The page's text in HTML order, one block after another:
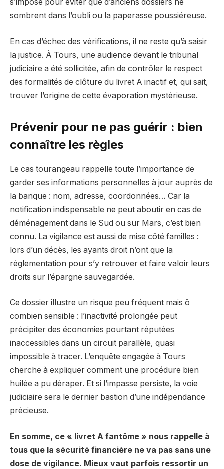
sombrent dans l’oubli ou la paperasse poussiéreuse.
En cas d’échec des vérifications, il ne reste qu’à saisir
la justice. À Tours, une audience devant le tribunal
judiciaire a été sollicitée, afin de contrôler le respect
des formalités de clôture du livret A inactif et, qui sait,
trouver l’origine de cette évaporation mystérieuse.
Prévenir pour ne pas guérir : bien
connaître les règles
Le cas tourangeau rappelle toute l’importance de
garder ses informations personnelles à jour auprès de
la banque : nom, adresse, coordonnées… Car la
notification indispensable ne peut aboutir en cas de
déménagement dans le Sud ou sur Mars, c’est bien
connu. La vigilance est aussi de mise côté familles :
lors d’un décès, les ayants droit n’ont que la
réglementation pour s’y retrouver et faire valoir leurs
droits sur l’épargne sauvegardée.
Ce dossier illustre un risque peu fréquent mais ô
combien sensible : l’inactivité prolongée peut
précipiter des économies pourtant réputées
inaccessibles dans un circuit parallèle, quasi
impossible à tracer. L’enquête engagée à Tours
cherche à expliquer comment une procédure bien
huilée a pu déraper. Et si l’impasse persiste, la voie
judiciaire sera le dernier bastion d’une indépendance
précieuse.
En somme, ce « livret A fantôme » nous rappelle à
tous que la sécurité financière ne va pas sans une
dose de vigilance. Mieux vaut parfois ressortir un